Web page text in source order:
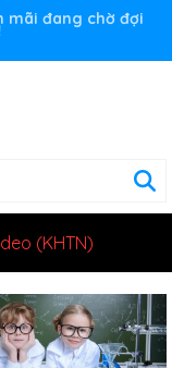
mãi đang chờ đợi
(KHTN)